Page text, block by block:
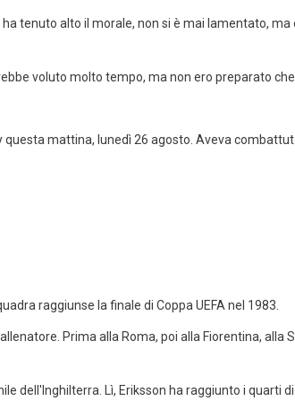
tenuto alto il morale, non si è mai lamentato, ma
voluto molto tempo, ma non ero preparato
mattina, lunedì 26 agosto. Aveva
raggiunse la finale di Coppa UEFA nel 1983.
Prima alla Roma, poi alla Fiorentina, alla
dell'Inghilterra. Lì, Eriksson ha raggiunto i quarti